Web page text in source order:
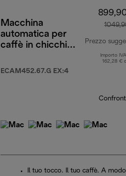
Macchina
automatica per
caffè in chicchi
ECAM452.67.G EX:4
Prezzo
Importo
162,28 €
Il tuo tocco. Il tuo caffè. A